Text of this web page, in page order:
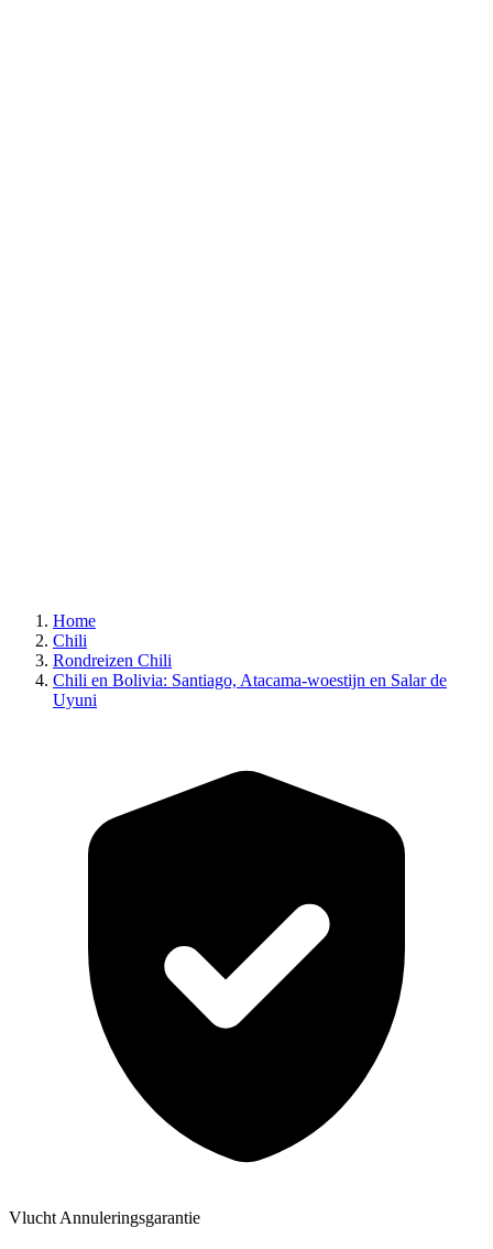
Home
Chili
Rondreizen Chili
Chili en Bolivia: Santiago, Atacama-woestijn en Salar de
Uyuni
Vlucht Annuleringsgarantie